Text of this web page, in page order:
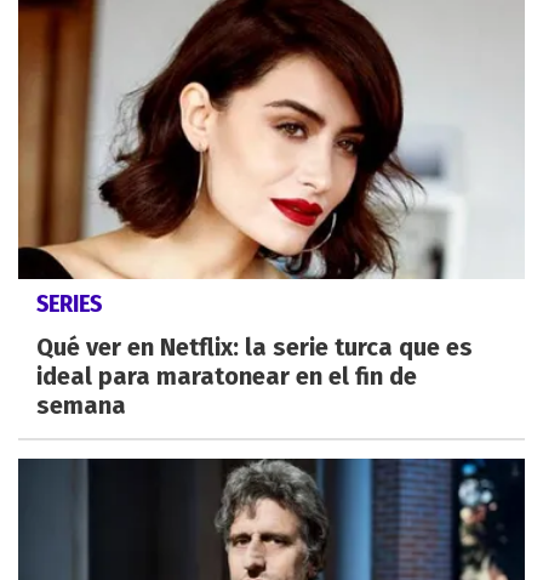
SERIES
Qué ver en Netflix: la serie turca que es
ideal para maratonear en el fin de
semana